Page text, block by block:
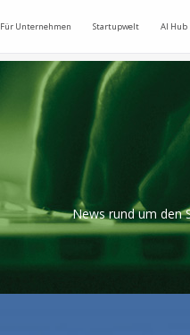
Für Unternehmen Startupwelt AI Hub
News rund um den